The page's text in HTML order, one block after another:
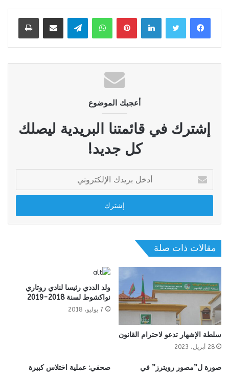
لينكدإن بينتيريستواتساب تيلقرام مشاركة عبر البريد طباعة
أعجبك الموضوع
إشترك في قائمتنا البريدية ليصلك
كل جديد!
بريدك
الإلكتروني
مقالات ذات صلة
سلطة الإشهار تدعو لاحترام القانون
28 أبريل، 2023
ولد الددي رئيسا لنادي روتاري
نواكشوط لسنة 2018-2019
7 يوليو، 2018
صورة ل”مصور رويترز” في صحفي: عملية اختلاس كبيرة